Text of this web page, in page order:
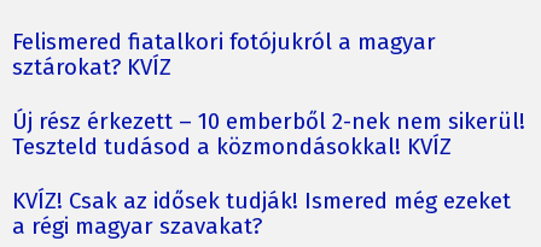
Felismered fiatalkori fotójukról a magyar
sztárokat? KVÍZ
Új rész érkezett – 10 emberből 2-nek nem sikerül!
Teszteld tudásod a közmondásokkal! KVÍZ
KVÍZ! Csak az idősek tudják! Ismered még ezeket
a régi magyar szavakat?